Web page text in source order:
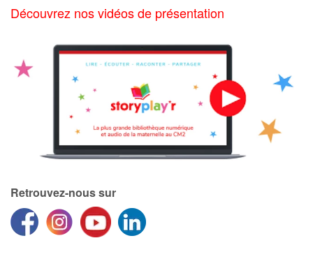
Découvrez nos vidéos de présentation
Retrouvez-nous sur